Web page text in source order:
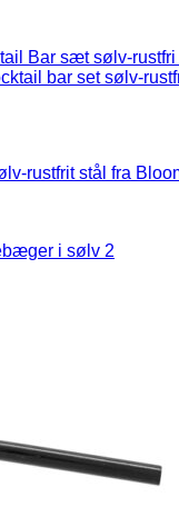
rustfrit stål fra